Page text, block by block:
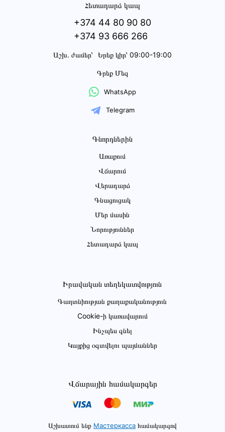
Հետադարձ կապ
+374 44 80 90 80
+374 93 666 266
Աշխ․ ժամեր՝ Երեք կիր՝ 09:00-19:00
Գրեք Մեզ
WhatsApp
Telegram
Գնորդներին
Առաքում
Վճարում
Վերադարձ
Գնացուցակ
Մեր մասին
Նորություններ
Հետադարձ կապ
Իրավական տեղեկատվություն
Գաղտնիության քաղաքականություն
Cookie-ի կառավարում
Ինչպես գնել
Կայքից օգտվելու պայմաններ
Վճարային համակարգեր
Աշխատում ենք Мастеркасса համակարգով